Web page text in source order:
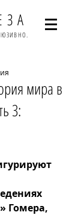
мира в
3:
Гомера,